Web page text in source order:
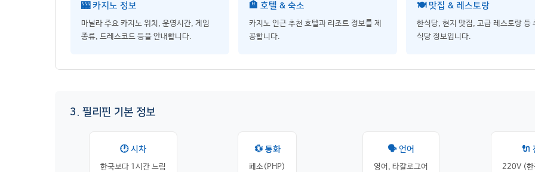
🎰 카지노 정보
마닐라 주요 카지노 위치, 운영시간, 게임
종류, 드레스코드 등을 안내합니다.
🏨 호텔 & 숙소
카지노 인근 추천 호텔과 리조트 정보를 제
공합니다.
🍽️ 맛집 & 레스토랑
한식당, 현지 맛집, 고급 레스토랑 등
식당 정보입니다.
3. 필리핀 기본 정보
🕐 시차
한국보다 1시간 느림
💱 통화
페소(PHP)
🗣️ 언어
영어, 타갈로그어
🔌
220V (한